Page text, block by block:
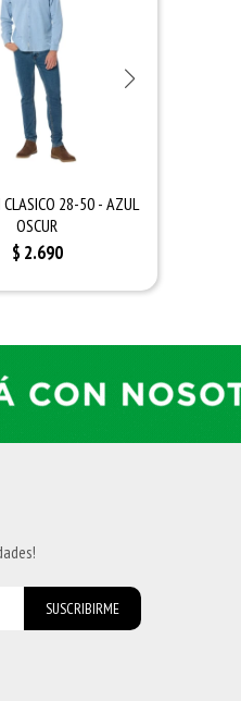
CLASICO 28-50 - AZUL
OSCUR
$ 2.690
SUSCRIBIRME